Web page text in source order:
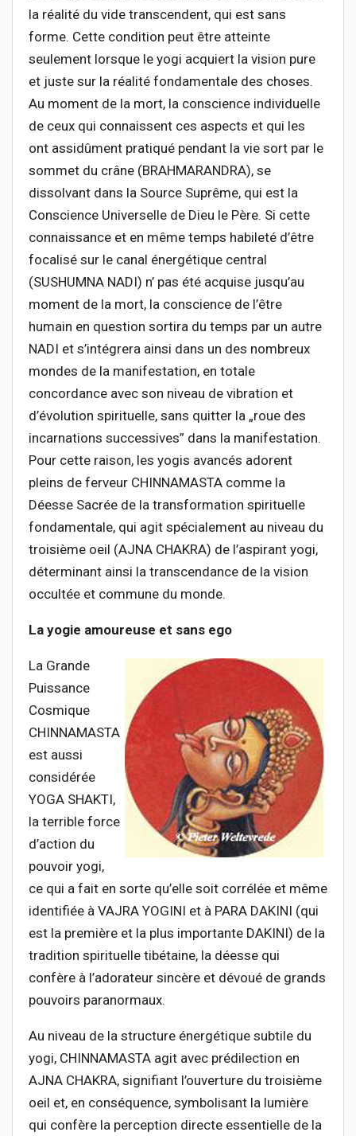
la réalité du vide transcendent, qui est sans
forme. Cette condition peut être atteinte
seulement lorsque le yogi acquiert la vision pure
et juste sur la réalité fondamentale des choses.
Au moment de la mort, la conscience individuelle
de ceux qui connaissent ces aspects et qui les
ont assidûment pratiqué pendant la vie sort par le
sommet du crâne (BRAHMARANDRA), se
dissolvant dans la Source Suprême, qui est la
Conscience Universelle de Dieu le Père. Si cette
connaissance et en même temps habileté d’être
focalisé sur le canal énergétique central
(SUSHUMNA NADI) n’ pas été acquise jusqu’au
moment de la mort, la conscience de l’être
humain en question sortira du temps par un autre
NADI et s’intégrera ainsi dans un des nombreux
mondes de la manifestation, en totale
concordance avec son niveau de vibration et
d’évolution spirituelle, sans quitter la „roue des
incarnations successives” dans la manifestation.
Pour cette raison, les yogis avancés adorent
pleins de ferveur CHINNAMASTA comme la
Déesse Sacrée de la transformation spirituelle
fondamentale, qui agit spécialement au niveau du
troisième oeil (AJNA CHAKRA) de l’aspirant yogi,
déterminant ainsi la transcendance de la vision
occultée et commune du monde.
La yogie amoureuse et sans ego
La Grande
Puissance
Cosmique
CHINNAMASTA
est aussi
considérée
YOGA SHAKTI,
la terrible force
d’action du
pouvoir yogi,
ce qui a fait en sorte qu’elle soit corrélée et même
identifiée à VAJRA YOGINI et à PARA DAKINI (qui
est la première et la plus importante DAKINI) de la
tradition spirituelle tibétaine, la déesse qui
confère à l’adorateur sincère et dévoué de grands
pouvoirs paranormaux.
Au niveau de la structure énergétique subtile du
yogi, CHINNAMASTA agit avec prédilection en
AJNA CHAKRA, signifiant l’ouverture du troisième
oeil et, en conséquence, symbolisant la lumière
qui confère la perception directe essentielle de la